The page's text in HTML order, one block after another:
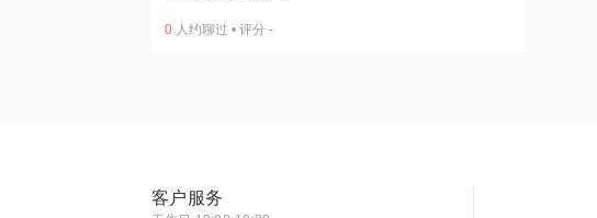
0 人约聊过 • 评分 -
客户服务